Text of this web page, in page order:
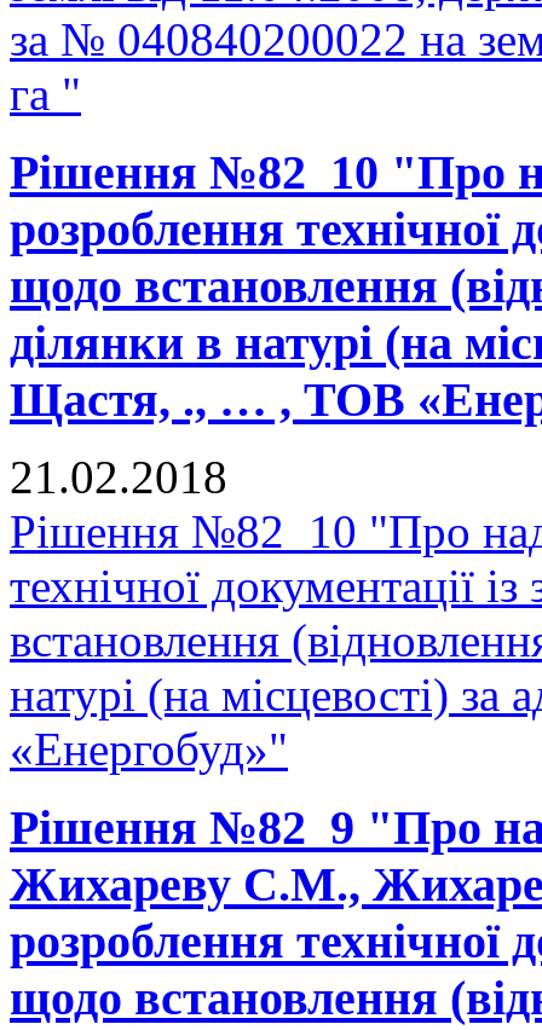
за № 040840200022 на
га "
Рішення №82_10 "Про
розроблення технічної
щодо встановлення
ділянки в натурі (на
Щастя, ., … , ТОВ
21.02.2018
Рішення №82_10 "Про
технічної документації
встановлення
натурі (на місцевості)
«Енергобуд»"
Рішення №82_9 "Про
Жихареву С.М.,
розроблення технічної
щодо встановлення